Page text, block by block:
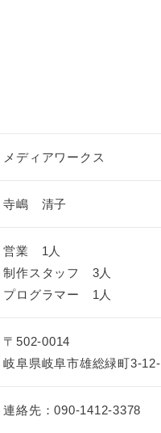
メディアワークス
寺嶋 清子
営業 1人
制作スタッフ 3人
プログラマー 1人
〒502-0014
岐阜県岐阜市雄総緑町3-
連絡先：090-1412-3378